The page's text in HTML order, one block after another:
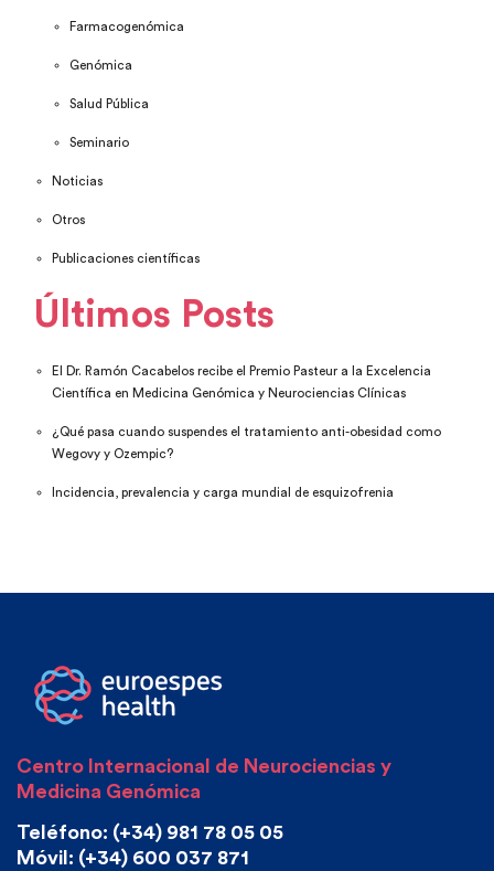
Farmacogenómica
Genómica
Salud Pública
Seminario
Noticias
Otros
Publicaciones científicas
Últimos Posts
El Dr. Ramón Cacabelos recibe el Premio Pasteur a la Excelencia
Científica en Medicina Genómica y Neurociencias Clínicas
¿Qué pasa cuando suspendes el tratamiento anti-obesidad como
Wegovy y Ozempic?
Incidencia, prevalencia y carga mundial de esquizofrenia
Centro Internacional de Neurociencias y
Medicina Genómica
Teléfono: (+34) 981 78 05 05
Móvil: (+34) 600 037 871